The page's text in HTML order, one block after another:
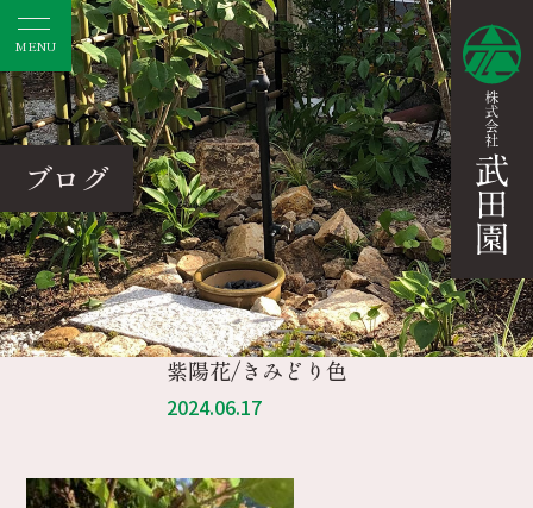
MENU
ブログ
紫陽花/きみどり色
2024.06.17